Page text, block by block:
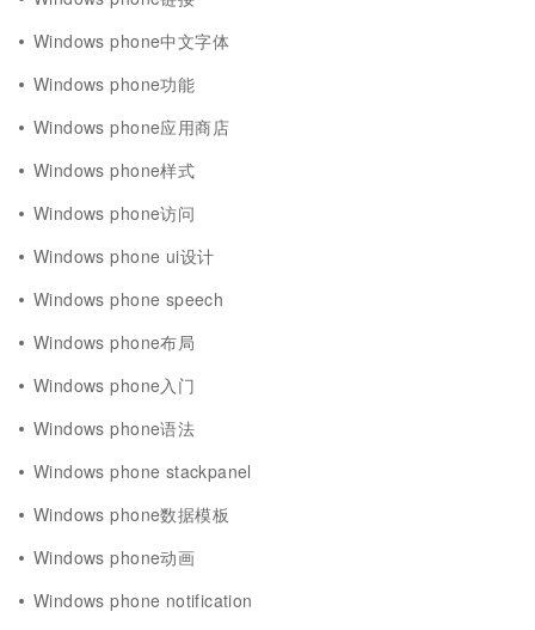
Windows phone中文字体
Windows phone功能
Windows phone应用商店
Windows phone样式
Windows phone访问
Windows phone ui设计
Windows phone speech
Windows phone布局
Windows phone入门
Windows phone语法
Windows phone stackpanel
Windows phone数据模板
Windows phone动画
Windows phone notification